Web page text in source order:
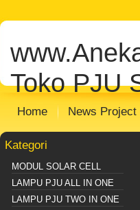
Panel
panel surya
Sentralisasi
Toko PJU
Home News Project
Kategori
MODUL SOLAR CELL
LAMPU PJU ALL IN ONE
LAMPU PJU TWO IN ONE